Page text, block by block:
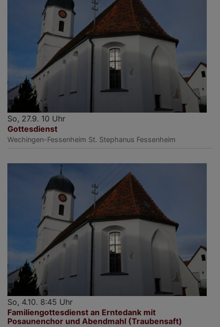
So, 27.9. 10 Uhr
Gottesdienst
Wechingen-Fessenheim St. Stephanus Fessenheim
So, 4.10. 8:45 Uhr
Familiengottesdienst an Erntedank mit
Posaunenchor und Abendmahl (Traubensaft)